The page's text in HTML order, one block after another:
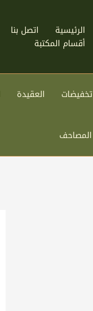
الرئيسية
اتصل بنا
أقسام المكتبة
تخفيضات العقيدة
المصاحف